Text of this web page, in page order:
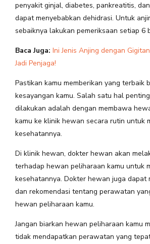
penyakit ginjal, diabetes, pankreatitis,
dapat menyebabkan dehidrasi. Untuk
sebaiknya lakukan pemeriksaan setiap 6
Baca Juga: Ini Jenis Anjing dengan
Jadi Penjaga!
Pastikan kamu memberikan yang terbaik
kesayangan kamu. Salah satu hal
dilakukan adalah dengan membawa
kamu ke klinik hewan secara rutin untuk
kesehatannya.
Di klinik hewan, dokter hewan akan
terhadap hewan peliharaan kamu untuk
kesehatannya. Dokter hewan juga dapat
dan rekomendasi tentang perawatan
hewan peliharaan kamu.
Jangan biarkan hewan peliharaan kamu
tidak mendapatkan perawatan yang